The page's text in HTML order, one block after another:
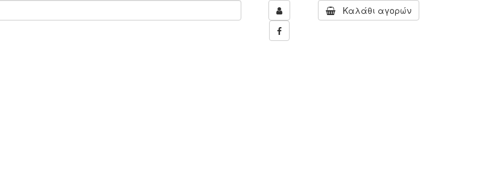
Καλάθι αγορών